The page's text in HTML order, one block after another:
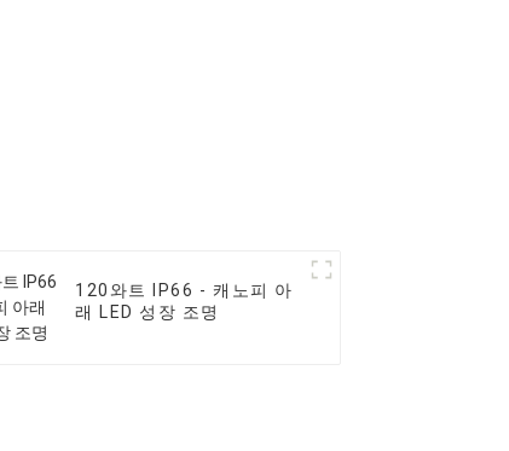
120와트 IP66 - 캐노피 아
래 LED 성장 조명